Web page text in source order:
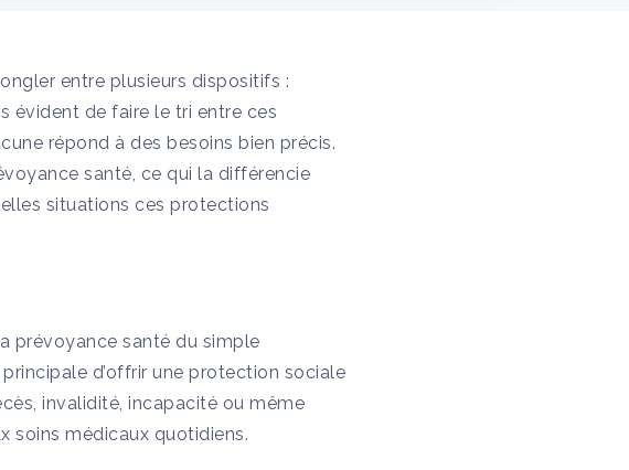
entre plusieurs dispositifs :
évident de faire le tri entre ces
répond à des besoins bien précis.
santé, ce qui la différencie
situations ces protections
prévoyance santé du simple
d’offrir une protection sociale
invalidité, incapacité ou même
soins médicaux quotidiens.